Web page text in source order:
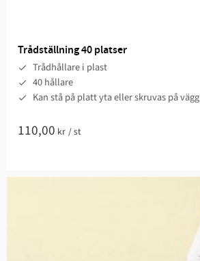
Trådställning 40 platser
Trådhållare i plast
40 hållare
Kan stå på platt yta eller skruvas på vägg
110,00 kr /st